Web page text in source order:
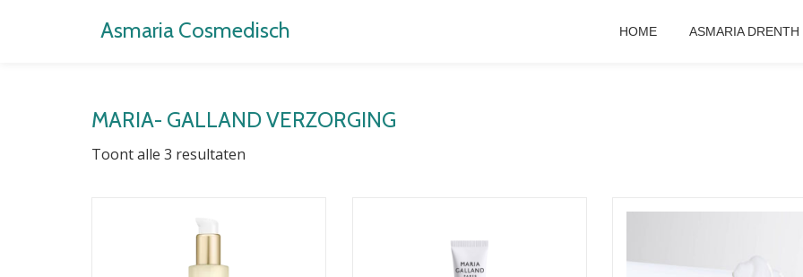
Asmaria Cosmedisch HOME ASMARIA DRENTH
MARIA- GALLAND VERZORGING
Toont alle 3 resultaten